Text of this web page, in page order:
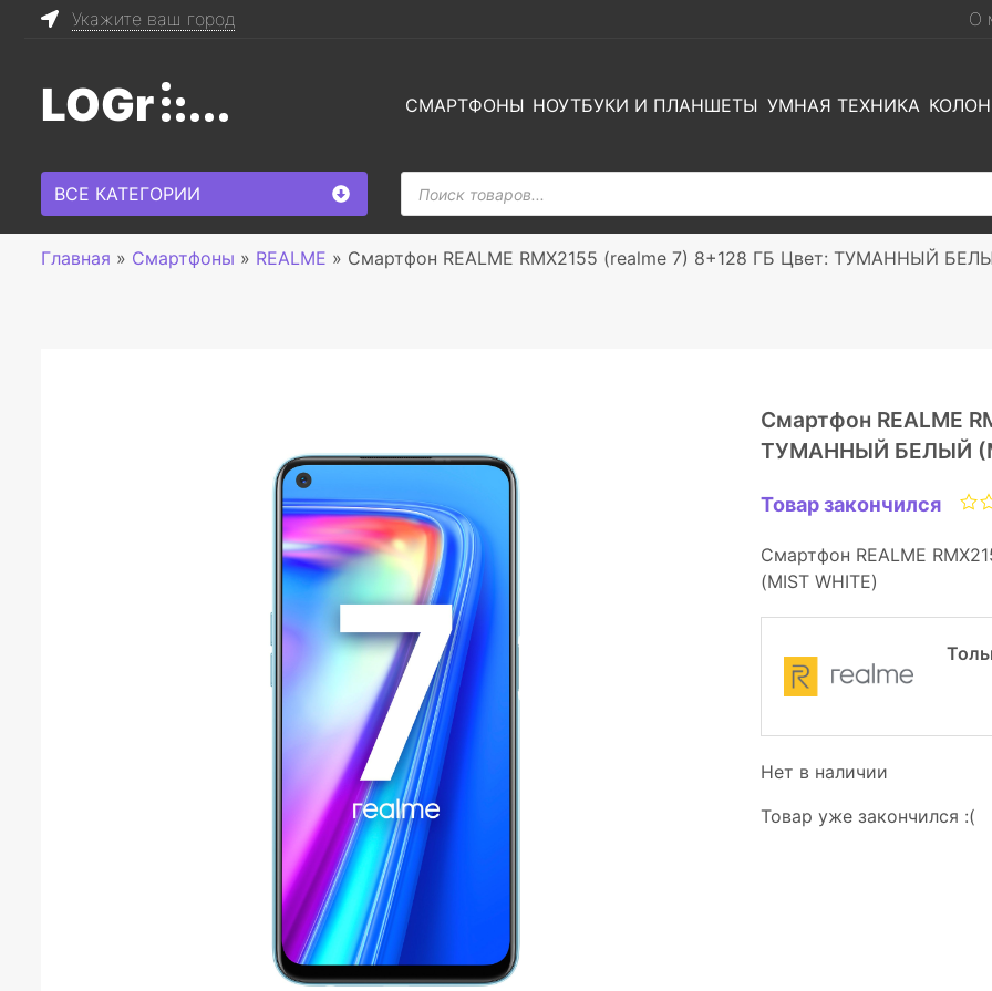
Укажите ваш город О
LOGr СМАРТФОНЫ НОУТБУКИ И ПЛАНШЕТЫ УМНАЯ ТЕХНИКА
ВСЕ КАТЕГОРИИ
Поиск
товаров
Главная » Смартфоны » REALME » Смартфон REALME RMX2155 (realme 7) 8+128 ГБ Цвет: ТУМАННЫЙ
Смартфон REALME
ТУМАННЫЙ БЕЛЫЙ
Товар закончился
Смартфон REALME
(MIST WHITE)
Нет в наличии
Товар уже закончился :(